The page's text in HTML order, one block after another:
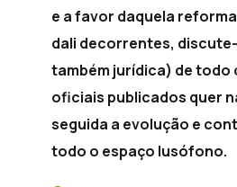
e a favor daquela
dali decorrentes,
também jurídica) de
oficiais publicados quer
seguida a evolução e
todo o espaço lusófono.